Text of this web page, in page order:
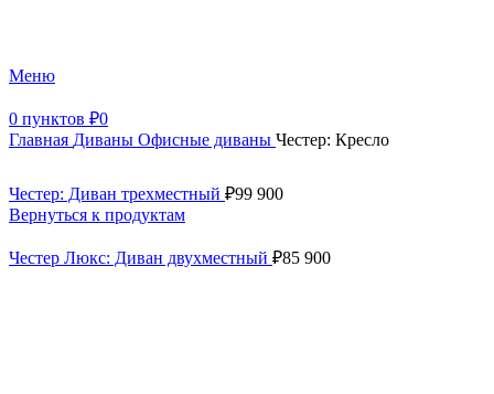
Меню
0 пунктов ₽0
Главная Диваны Офисные диваны Честер: Кресло
Честер: Диван трехместный ₽99 900
Вернуться к продуктам
Честер Люкс: Диван двухместный ₽85 900